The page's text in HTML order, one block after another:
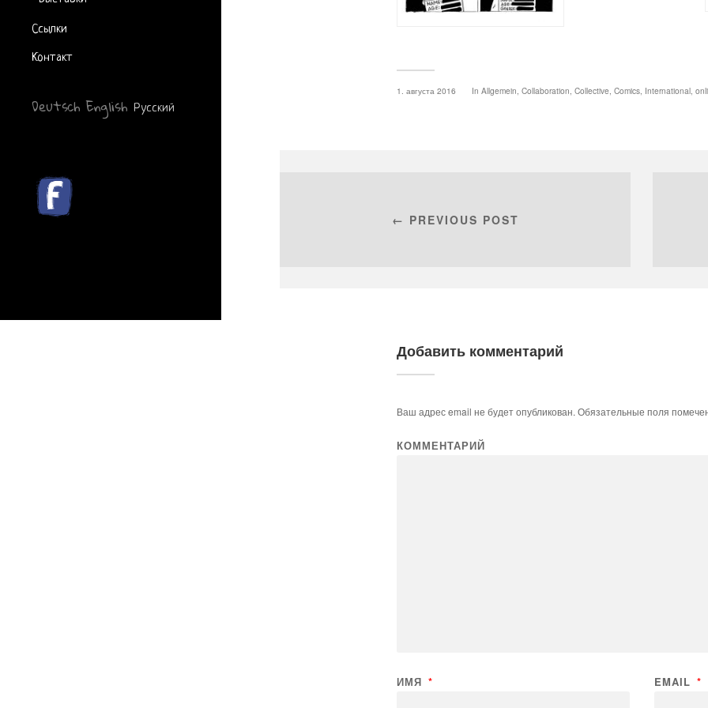
Ссылки
Контакт
Deutsch English Русский
1. августа 2016 In Allgemein Collaboration Collective Comics International
← PREVIOUS POST
Добавить комментарий
Ваш адрес email не будет опубликован. Обязательные поля
КОММЕНТАРИЙ
ИМЯ * EMAIL *